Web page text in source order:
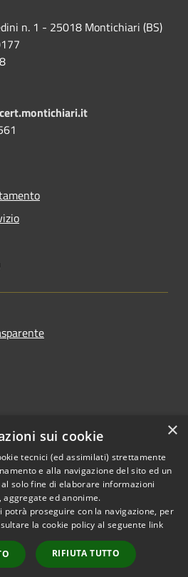
n. 1 - 25018 Montichiari (BS)
Copyright © 2026 • Comune di
Municipium•
Accesso
redazione
×
sui cookie
tecnici (ed assimilati) strettamente
e alla navigazione del sito ed un
solo fine di elaborare informazioni
aggregate ed anonime.
potrà proseguire con la navigazione, per
la cookie policy al seguente link
RIFIUTA TUTTO